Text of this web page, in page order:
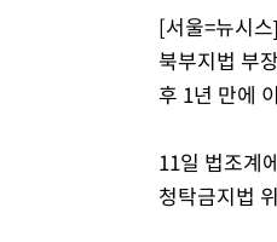
[서울=뉴시
북부지법 부
후 1년 만에
11일 법조계
청탁금지법